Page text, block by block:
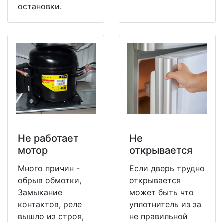
остановки.
Не работает
мотор
Много причин -
обрыв обмотки,
Замыкание
контактов, реле
вышло из строя,
Не
открывается
Если дверь трудно
открывается
может быть что
уплотнитель из за
не правильной